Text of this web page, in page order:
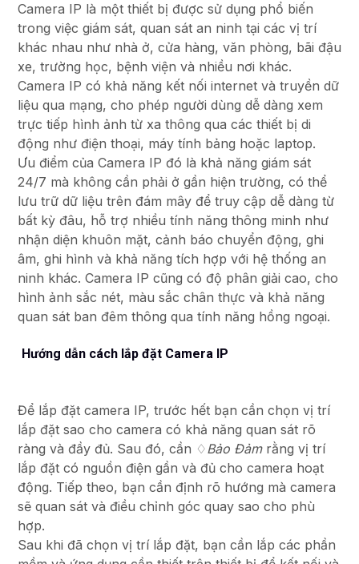
Camera IP là một thiết bị được sử dụng phổ biến
trong việc giám sát, quan sát an ninh tại các vị trí
khác nhau như nhà ở, cửa hàng, văn phòng, bãi đậu
xe, trường học, bệnh viện và nhiều nơi khác.
Camera IP có khả năng kết nối internet và truyền dữ
liệu qua mạng, cho phép người dùng dễ dàng xem
trực tiếp hình ảnh từ xa thông qua các thiết bị di
động như điện thoại, máy tính bảng hoặc laptop.
Ưu điểm của Camera IP đó là khả năng giám sát
24/7 mà không cần phải ở gần hiện trường, có thể
lưu trữ dữ liệu trên đám mây để truy cập dễ dàng từ
bất kỳ đâu, hỗ trợ nhiều tính năng thông minh như
nhận diện khuôn mặt, cảnh báo chuyển động, ghi
âm, ghi hình và khả năng tích hợp với hệ thống an
ninh khác. Camera IP cũng có độ phân giải cao, cho
hình ảnh sắc nét, màu sắc chân thực và khả năng
quan sát ban đêm thông qua tính năng hồng ngoại.
Hướng dẫn cách lắp đặt Camera IP
Để lắp đặt camera IP, trước hết bạn cần chọn vị trí
lắp đặt sao cho camera có khả năng quan sát rõ
ràng và đầy đủ. Sau đó, cần ♢Bảo Đảmrằng vị trí
lắp đặt có nguồn điện gần và đủ cho camera hoạt
động. Tiếp theo, bạn cần định rõ hướng mà camera
sẽ quan sát và điều chỉnh góc quay sao cho phù
hợp.
Sau khi đã chọn vị trí lắp đặt, bạn cần lắp các phần